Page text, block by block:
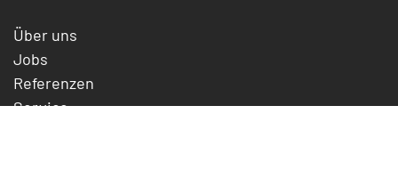
Über uns
Jobs
Referenzen
Service